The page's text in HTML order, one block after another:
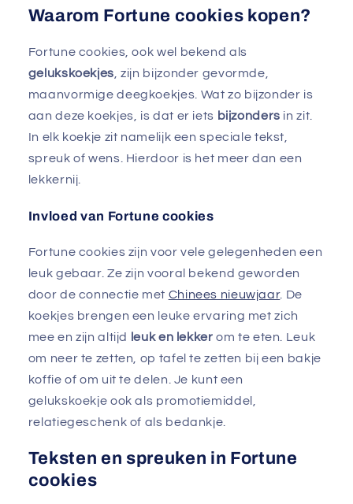
Waarom Fortune cookies kopen?
Fortune cookies, ook wel bekend als
gelukskoekjes , zijn bijzonder gevormde,
maanvormige deegkoekjes. Wat zo bijzonder is
aan deze koekjes, is dat er iets bijzonders in zit.
In elk koekje zit namelijk een speciale tekst,
spreuk of wens. Hierdoor is het meer dan een
lekkernij.
Invloed van Fortune cookies
Fortune cookies zijn voor vele gelegenheden een
leuk gebaar. Ze zijn vooral bekend geworden
door de connectie met Chinees nieuwjaar. De
koekjes brengen een leuke ervaring met zich
mee en zijn altijd
leuk en lekkerom te eten. Leuk
om neer te zetten, op tafel te zetten bij een bakje
koffie of om uit te delen. Je kunt een
gelukskoekje ook als promotiemiddel,
relatiegeschenk of als bedankje.
Teksten en spreuken in Fortune
cookies